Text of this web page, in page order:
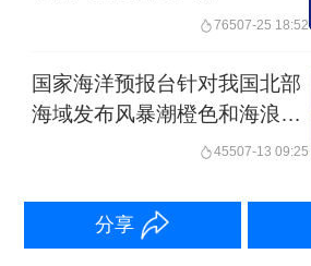
76507-25 18:52
国家海洋预报台针对我国北部
海域发布风暴潮橙色和海浪蓝
45507-13 09:25
分享